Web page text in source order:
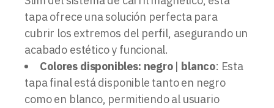
tapa ofrece una solución perfecta para
cubrir los extremos del perfil, asegurando un
acabado estético y funcional.
Colores disponibles: negro| blanco: Esta
tapa final está disponible tanto en negro
como en blanco, permitiendo al usuario